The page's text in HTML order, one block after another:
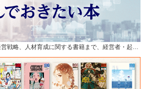
戦略、人材育成に関する書籍まで、経営者・起…